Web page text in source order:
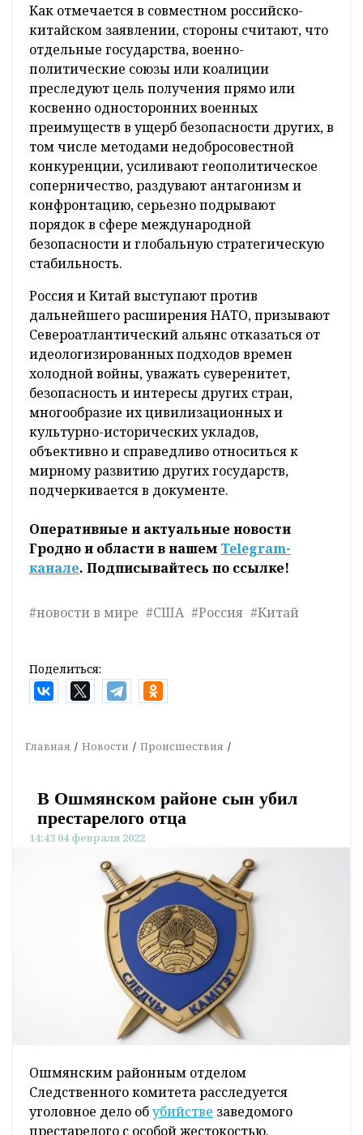
Как отмечается в совместном российско-
китайском заявлении, стороны считают, что
отдельные государства, военно-
политические союзы или коалиции
преследуют цель получения прямо или
косвенно односторонних военных
преимуществ в ущерб безопасности других, в
том числе методами недобросовестной
конкуренции, усиливают геополитическое
соперничество, раздувают антагонизм и
конфронтацию, серьезно подрывают
порядок в сфере международной
безопасности и глобальную стратегическую
стабильность.
Россия и Китай выступают против
дальнейшего расширения НАТО, призывают
Североатлантический альянс отказаться от
идеологизированных подходов времен
холодной войны, уважать суверенитет,
безопасность и интересы других стран,
многообразие их цивилизационных и
культурно-исторических укладов,
объективно и справедливо относиться к
мирному развитию других государств,
подчеркивается в документе.
Оперативные и актуальные новости
Гродно и области в нашем Telegram-
канале. Подписывайтесь по ссылке!
#новости в мире #США #Россия #Китай
Поделиться:
Главная Новости Происшествия
В Ошмянском районе сын убил
престарелого отца
14:43 04 февраля 2022
Ошмянским районным отделом
Следственного комитета расследуется
уголовное дело обубийстве заведомого
престарелого с особой жестокостью.